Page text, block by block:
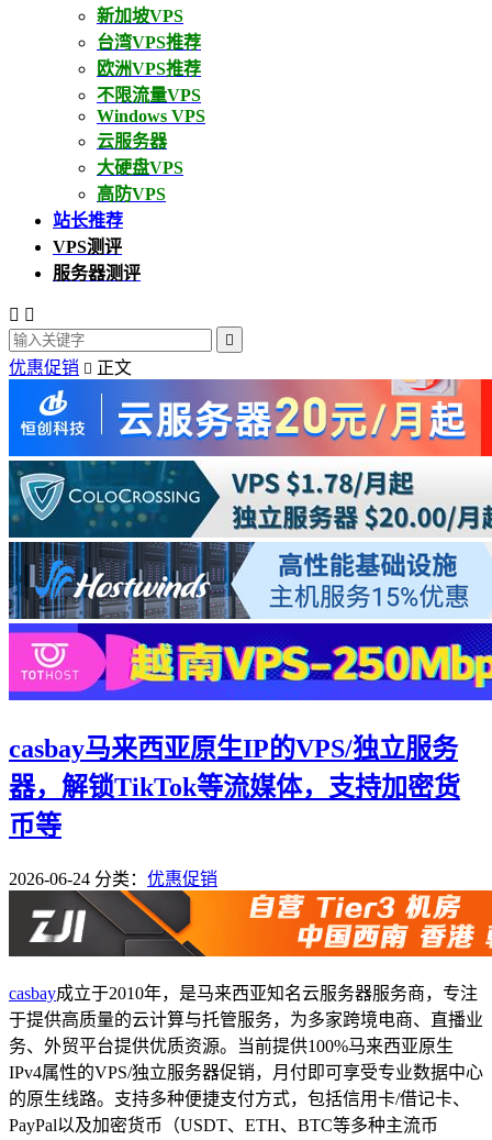
新加坡VPS
台湾VPS推荐
欧洲VPS推荐
不限流量VPS
Windows VPS
云服务器
大硬盘VPS
高防VPS
站长推荐
VPS测评
服务器测评
 

优惠促销  正文
casbay马来西亚原生IP的VPS/独立服务
器，解锁TikTok等流媒体，支持加密货
币等
2026-06-24 分类： 优惠促销
casbay成立于2010年，是马来西亚知名云服务器服务商，专注
于提供高质量的云计算与托管服务，为多家跨境电商、直播业
务、外贸平台提供优质资源。当前提供100%马来西亚原生
IPv4属性的VPS/独立服务器促销，月付即可享受专业数据中心
的原生线路。支持多种便捷支付方式，包括信用卡/借记卡、
PayPal以及加密货币（USDT、ETH、BTC等多种主流币